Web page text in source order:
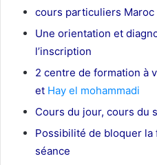
cours particuliers Maroc
Une orientation et
l’inscription
2 centre de formation à
et Hay el mohammadi
Cours du jour, cours du
Possibilité de bloquer
séance